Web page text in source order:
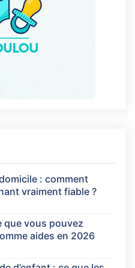
: comment
vraiment fiable ?
que vous pouvez
aides en 2026